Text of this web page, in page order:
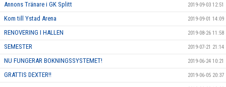
Annons Tränare i GK Splitt 2019-09-03 12:51
Kom till Ystad Arena 2019-09-01 14:09
RENOVERING I HALLEN 2019-08-26 11:58
SEMESTER 2019-07-21 21:14
NU FUNGERAR BOKNINGSSYSTEMET! 2019-06-24 10:21
GRATTIS DEXTER!! 2019-06-05 20:37